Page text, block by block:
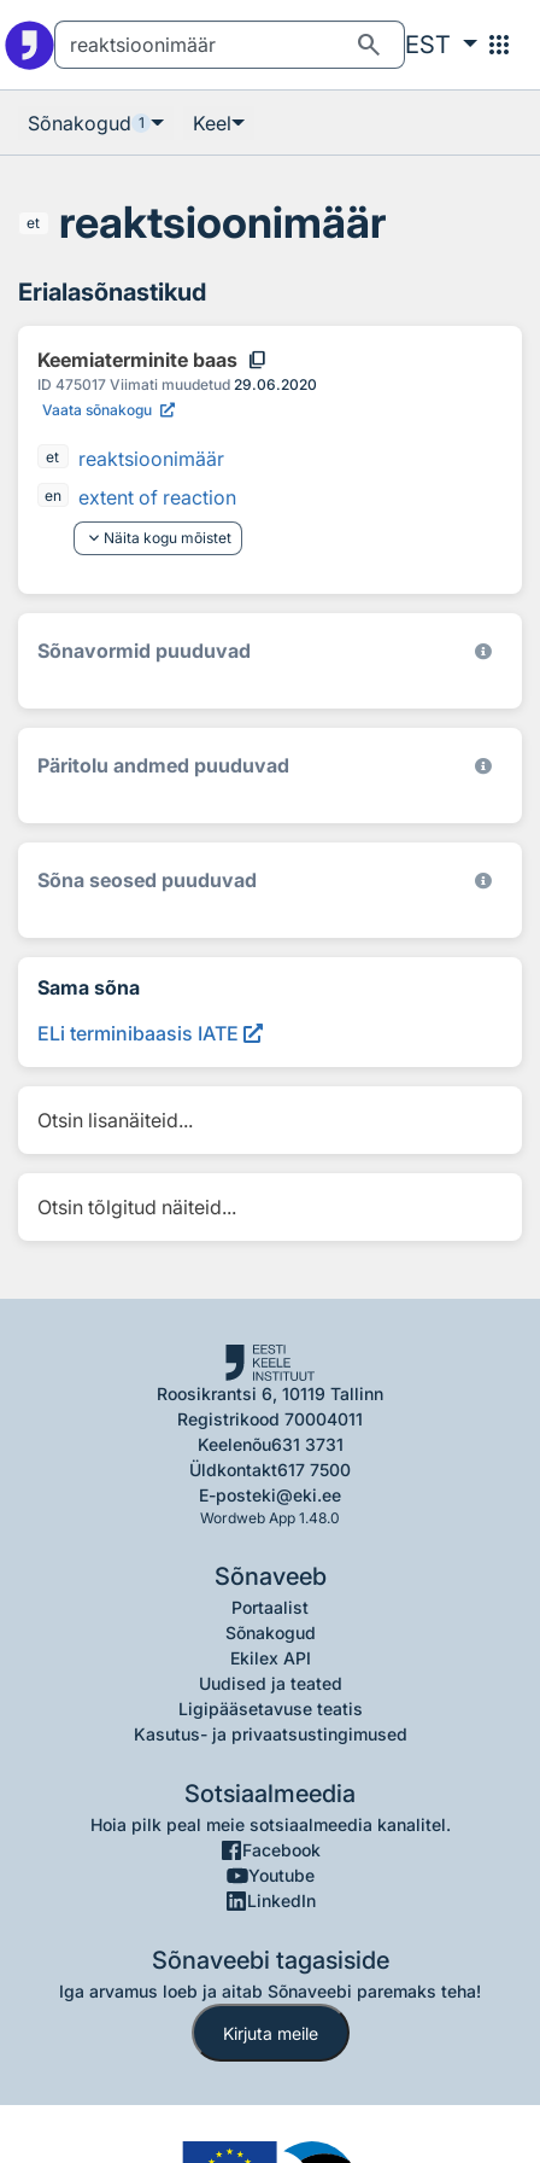
search EST apps
Sõnakogud 1 Keel
et reaktsioonimäär
Erialasõnastikud
Keemiaterminite baas content_copy
ID 475017 Viimati muudetud 29.06.2020
Vaata sõnakogu
et reaktsioonimäär
en
extent of reaction
keyboard_arrow_down Näita kogu mõistet
Sõnavormid puuduvad
Päritolu andmed puuduvad
Sõna seosed puuduvad
Sama sõna
ELi terminibaasis IATE
Otsin lisanäiteid...
Otsin tõlgitud näiteid...
Roosikrantsi 6, 10119 Tallinn
Registrikood 70004011
Keelenõu631 3731
Üldkontakt617 7500
E-posteki@eki.ee
Wordweb App 1.48.0
Sõnaveeb
Portaalist
Sõnakogud
Ekilex API
Uudised ja teated
Ligipääsetavuse teatis
Kasutus- ja privaatsustingimused
Sotsiaalmeedia
Hoia pilk peal meie sotsiaalmeedia kanalitel.
Facebook
Youtube
LinkedIn
Sõnaveebi tagasiside
Iga arvamus loeb ja aitab Sõnaveebi paremaks teha!
Kirjuta meile